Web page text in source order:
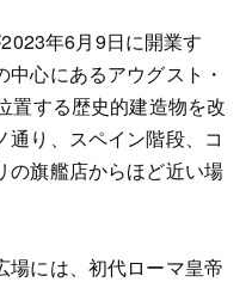
2023年6月9日に開業す
心にあるアウグスト・
置する歴史的建造物を改
り、スペイン階段、コ
の旗艦店からほど近い場
場には、初代ローマ皇帝